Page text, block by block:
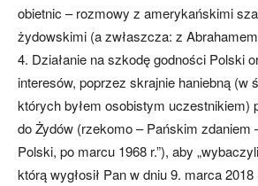
obietnic – rozmowy z amerykańskimi
żydowskimi (a zwłaszcza: z
4. Działanie na szkodę godności Polski
interesów, poprzez skrajnie haniebną (w
których byłem osobistym uczestnikiem)
do Żydów (rzekomo – Pańskim zdaniem
Polski, po marcu 1968 r.”), aby
którą wygłosił Pan w dniu 9. marca